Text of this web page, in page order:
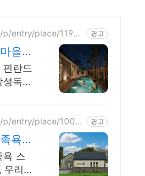
entry/place/11914
광고
을
다녀
란드
독채.
마을
전한
p/entry/place/1002
광고
욕감
, 반
욕 스